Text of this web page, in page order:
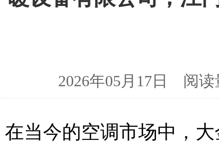
2026年05月17日 阅
在当今的空调市场中，